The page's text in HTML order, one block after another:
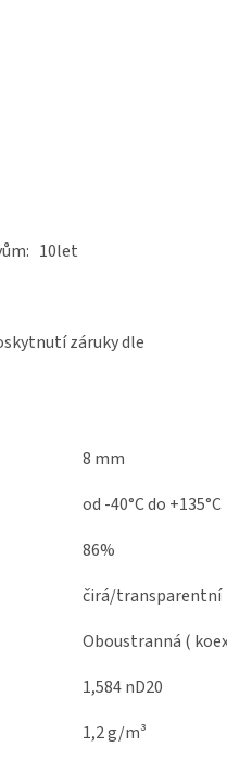
10let
záruky dle
8 mm
od -40°C do +135°C
86%
čirá/transparentní
Oboustranná (
1,584 nD20
1,2 g/m³